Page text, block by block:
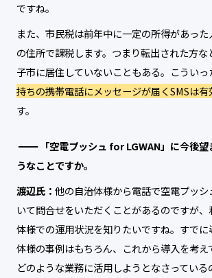
ですね。
また、市民税は前年中に一定の所得があっ
の住所で課税します。つまり転出された方
子市に居住していないこともある。こういっ
持ちの携帯電話にメッセージが届くSMSは有
す。
「空電プッシュ for LGWAN」に今後
うなことですか。
渡辺氏： 他の自治体様から電話で空電プッ
いて問合せをいただくことがあるのですが
体様での運用状況を知りたいですね。すで
体様の事例はもちろん、これから導入を考え
どのような業務に活用しようとなさってい